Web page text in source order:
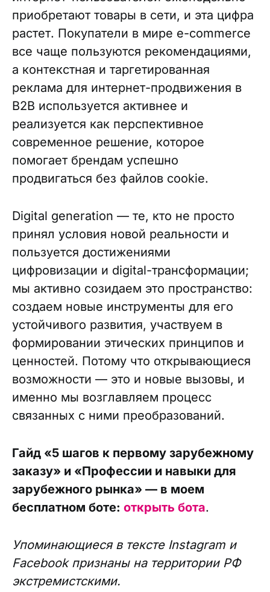
приобретают товары в сети, и эта цифра
растет. Покупатели в мире e-commerce
все чаще пользуются рекомендациями,
а контекстная и таргетированная
реклама для интернет-продвижения в
B2B используется активнее и
реализуется как перспективное
современное решение, которое
помогает брендам успешно
продвигаться без файлов cookie.
Digital generation — те, кто не просто
принял условия новой реальности и
пользуется достижениями
цифровизации и digital-трансформации;
мы активно созидаем это пространство:
создаем новые инструменты для его
устойчивого развития, участвуем в
формировании этических принципов и
ценностей. Потому что открывающиеся
возможности — это и новые вызовы, и
именно мы возглавляем процесс
связанных с ними преобразований.
Гайд «5 шагов к первому зарубежному
заказу» и «Профессии и навыки для
зарубежного рынка» — в моем
бесплатном боте: открыть бота.
Упоминающиеся в тексте Instagram и
Facebook признаны на территории РФ
экстремистскими.